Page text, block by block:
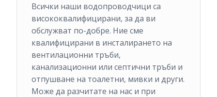
Всички наши водопроводчици са
висококвалифицирани, за да ви
обслужват по-добре. Ние сме
квалифицирани в инсталирането на
вентилационни тръби,
канализационни или септични тръби и
отпушване на тоалетни, мивки и други.
Може да разчитате на нас и при